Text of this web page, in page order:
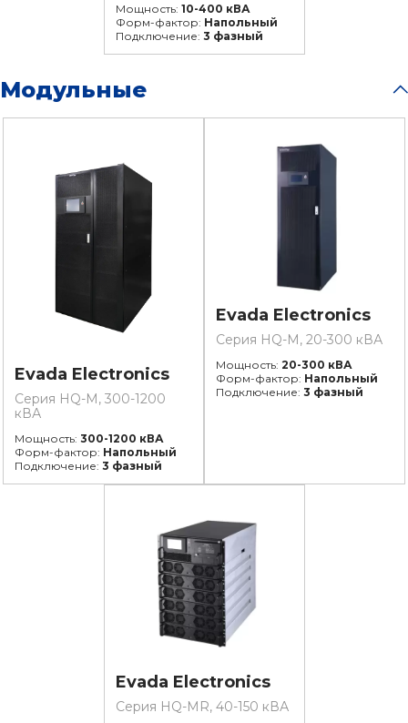
Мощность: 10-400 кВА
Форм-фактор: Напольный
Подключение: 3 фазный
Модульные
Evada Electronics
Серия HQ-M, 300-1200
кВА
Мощность: 300-1200 кВА
Форм-фактор: Напольный
Подключение: 3 фазный
Evada Electronics
Серия HQ-M, 20-300 кВА
Мощность: 20-300 кВА
Форм-фактор: Напольный
Подключение: 3 фазный
Evada Electronics
Серия HQ-MR, 40-150 кВА